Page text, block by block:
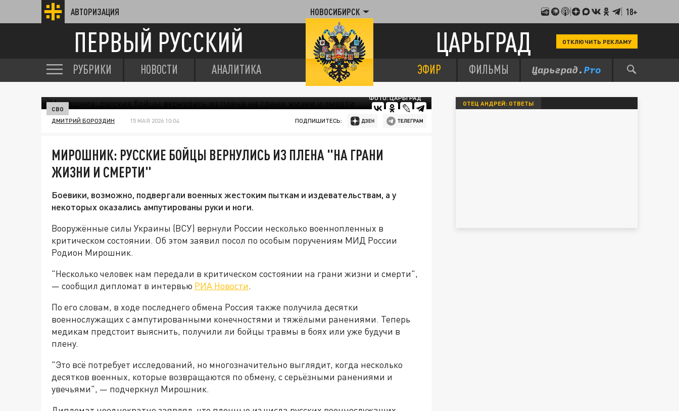
АВТОРИЗАЦИЯ НОВОСИБИРСК 18+
ПЕРВЫЙ РУССКИЙ ЦАРЬГРАД ОТКЛЮЧИТЬ РЕКЛАМУ
РУБРИКИ НОВОСТИ АНАЛИТИКА ЭФИР ФИЛЬМЫ
ФОТО: ЦАРЬГРАД
СВО
ДМИТРИЙ БОРОЗДИН 15 МАЯ 2026 10:04 ПОДПИШИТЕСЬ:
МИРОШНИК: РУССКИЕ БОЙЦЫ ВЕРНУЛИСЬ ИЗ ПЛЕНА "НА ГРАНИ
ЖИЗНИ И СМЕРТИ"
Боевики, возможно, подвергали военных жестоким пыткам и издевательствам, а у
некоторых оказались ампутированы руки и ноги.
Вооружённые силы Украины (ВСУ) вернули России несколько военнопленных в
критическом состоянии. Об этом заявил посол по особым поручениям МИД России
Родион Мирошник.
"Несколько человек нам передали в критическом состоянии на грани жизни и смерти",
— сообщил дипломат в интервью РИА Новости.
По его словам, в ходе последнего обмена Россия также получила десятки
военнослужащих с ампутированными конечностями и тяжёлыми ранениями. Теперь
медикам предстоит выяснить, получили ли бойцы травмы в боях или уже будучи в
плену.
"Это всё потребует исследований, но многозначительно выглядит, когда несколько
десятков военных, которые возвращаются по обмену, с серьёзными ранениями и
увечьями", — подчеркнул Мирошник.
ОТЕЦ АНДРЕЙ: ОТВЕТЫ